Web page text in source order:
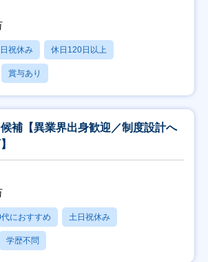
祝休み 休日120日以上
賞与あり
補【異業界出身歓迎／制度設計へ
におすすめ 土日祝休み
学歴不問